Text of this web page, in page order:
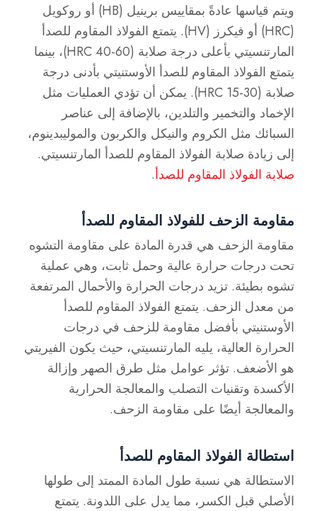
ويتم قياسها عادةً بمقاييس برينيل (HB) أو روكويل
(HRC) أو فيكرز (HV). يتمتع الفولاذ المقاوم للصدأ
المارتنسيتي بأعلى درجة صلابة (HRC 40-60)، بينما
يتمتع الفولاذ المقاوم للصدأ الأوستنيتي بأدنى درجة
صلابة (HRC 15-30). يمكن أن تؤدي العمليات مثل
الإخماد والتخمير والتلدين، بالإضافة إلى عناصر
السبائك مثل الكروم والنيكل والكربون والموليبدينوم،
إلى زيادة صلابة الفولاذ المقاوم للصدأ المارتنسيتي.
صلابة الفولاذ المقاوم للصدأ.
مقاومة الزحف للفولاذ المقاوم للصدأ
مقاومة الزحف هي قدرة المادة على مقاومة التشوه
تحت درجات حرارة عالية وحمل ثابت، وهي عملية
تشوه بطيئة. تزيد درجات الحرارة والأحمال المرتفعة
من معدل الزحف. يتمتع الفولاذ المقاوم للصدأ
الأوستنيتي بأفضل مقاومة للزحف في درجات
الحرارة العالية، يليه المارتنسيتي، حيث يكون الفيريتي
هو الأضعف. تؤثر عوامل مثل طرق الصهر وإزالة
الأكسدة وتقنيات التصلب والمعالجة الحرارية
والمعالجة أيضًا على مقاومة الزحف.
استطالة الفولاذ المقاوم للصدأ
الاستطالة هي نسبة طول المادة الممتد إلى طولها
الأصلي قبل الكسر، مما يدل على اللدونة. يتمتع